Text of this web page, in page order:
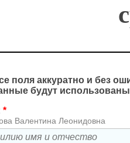
поля аккуратно и без
будут
*
Валентина Леонидовна